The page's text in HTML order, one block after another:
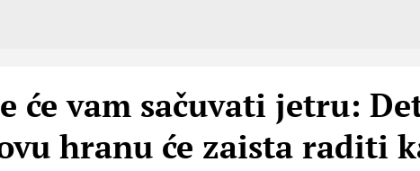
će vam sačuvati jetru:
hranu će zaista raditi